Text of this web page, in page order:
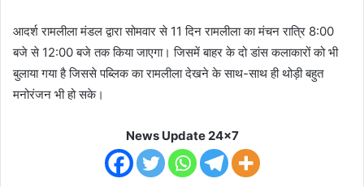
आदर्श रामलीला मंडल द्वारा सोमवार से 11 दिन रामलीला का मंचन रात्रि 8:00
बजे से 12:00 बजे तक किया जाएगा। जिसमें बाहर के दो डांस कलाकारों को भी
बुलाया गया है जिससे पब्लिक का रामलीला देखने के साथ-साथ ही थोड़ी बहुत
मनोरंजन भी हो सके।
News Update 24x7